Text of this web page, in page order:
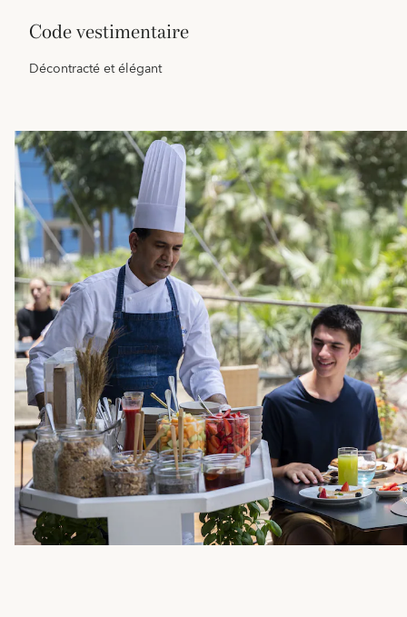
code vestimentaire
Décontracté et élégant